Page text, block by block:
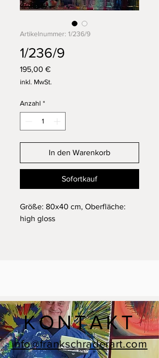
Artikelnummer: 1/236/9
1/236/9
195,00 €Preis
inkl. MwSt.
Anzahl *
In den Warenkorb
Sofortkauf
Größe: 80x40 cm, Oberfläche:
high gloss
KONTAKT
info@frankschraderart.com